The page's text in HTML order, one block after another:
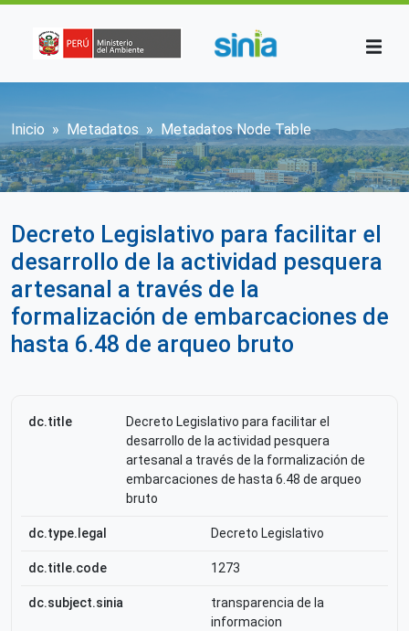
Sobrescribir enlaces de ayuda a la
Inicio Metadatos Metadatos Node Table
Decreto Legislativo para facilitar el
desarrollo de la actividad pesquera
artesanal a través de la
formalización de embarcaciones de
hasta 6.48 de arqueo bruto
dc.title
Decreto Legislativo para facilitar el
desarrollo de la actividad pesquera
artesanal a través de la formalización de
embarcaciones de hasta 6.48 de arqueo
bruto
dc.type.legal Decreto Legislativo
dc.title.code 1273
dc.subject.sinia
transparencia de la
informacion